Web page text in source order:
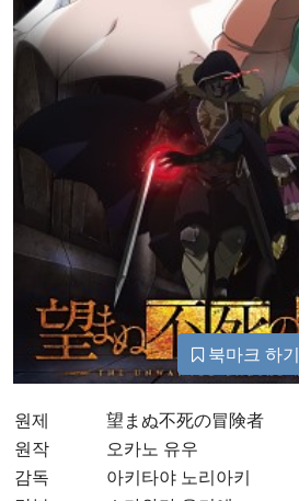
북마크 하기
원제
望まぬ不死の冒険者
원작
오카노 유우
감독
아키타야 노리아키